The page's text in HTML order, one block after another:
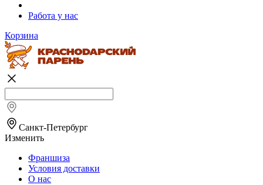
Работа у нас
Корзина
Санкт-Петербург
Изменить
Франшиза
Условия доставки
О нас